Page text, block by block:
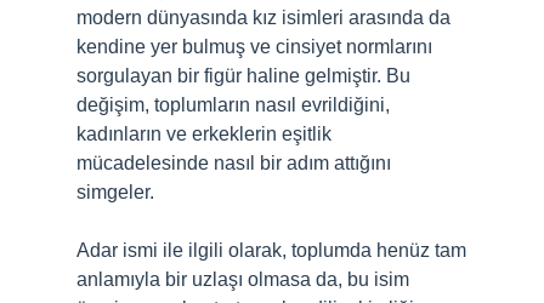
modern dünyasında kız isimleri arasında da
kendine yer bulmuş ve cinsiyet normlarını
sorgulayan bir figür haline gelmiştir. Bu
değişim, toplumların nasıl evrildiğini,
kadınların ve erkeklerin eşitlik
mücadelesinde nasıl bir adım attığını
simgeler.
Adar ismi ile ilgili olarak, toplumda henüz tam
anlamıyla bir uzlaşı olmasa da, bu isim